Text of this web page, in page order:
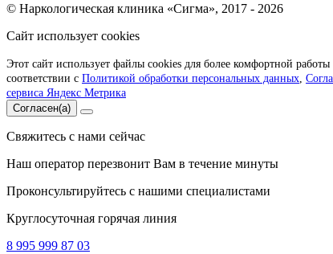
© Наркологическая клиника «Сигма», 2017 - 2026
Сайт использует cookies
Этот сайт использует файлы cookies для более комфортной
соответствии с Политикой обработки персональных данных,
сервиса Яндекс Метрика
Согласен(а)
Свяжитесь с нами сейчас
Наш оператор перезвонит Вам в течение минуты
Проконсультируйтесь с нашими специалистами
Круглосуточная горячая линия
8 995 999 87 03